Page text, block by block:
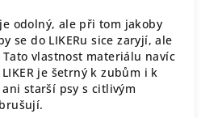
je odolný, ale při tom jakoby
se do LIKERu sice zaryjí, ale
vlastnost materiálu navíc
je šetrný k zubům i k
starší psy s citlivým